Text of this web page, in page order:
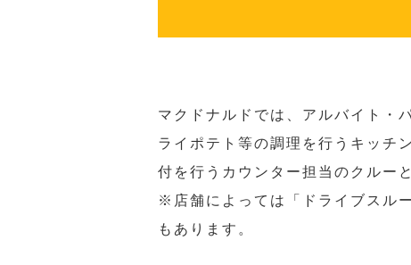
マクドナルドでは、アルバイト・
ライポテト等の調理を行うキッチ
付を行うカウンター担当のクルー
※店舗によっては「ドライブスル
もあります。